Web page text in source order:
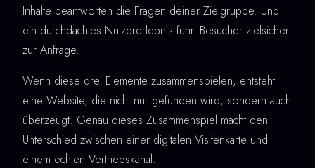
Inhalte beantworten die Fragen deiner Zielgruppe. Und
ein durchdachtes Nutzererlebnis führt Besucher zielsicher
zur Anfrage.
Wenn diese drei Elemente zusammenspielen, entsteht
eine Website, die nicht nur gefunden wird, sondern auch
überzeugt. Genau dieses Zusammenspiel macht den
Unterschied zwischen einer digitalen Visitenkarte und
einem echten Vertriebskanal.